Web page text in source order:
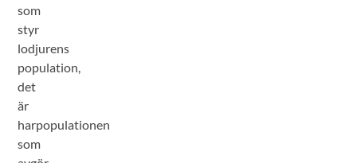
som
styr
lodjurens
population,
det
är
harpopulationen
som